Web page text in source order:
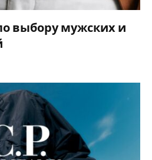
выбору мужских и